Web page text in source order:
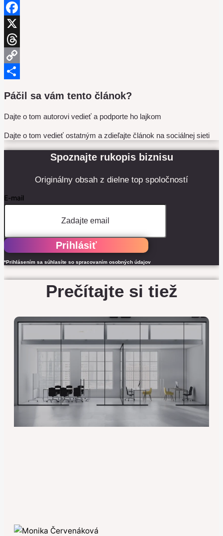
LinkedIn
Facebook
X
Threads
Copy
Páčil sa vám tento článok?
Dajte o tom autorovi vedieť a podporte ho lajkom
Dajte o tom vedieť ostatným a zdieľajte článok na sociálnej sieti
Spoznajte rukopis biznisu
Originálny obsah z dielne top spoločností
E-mail
Prihlásiť
*Prihlásením sa súhlasíte so spracovaním osobných údajov
Prečítajte si tiež